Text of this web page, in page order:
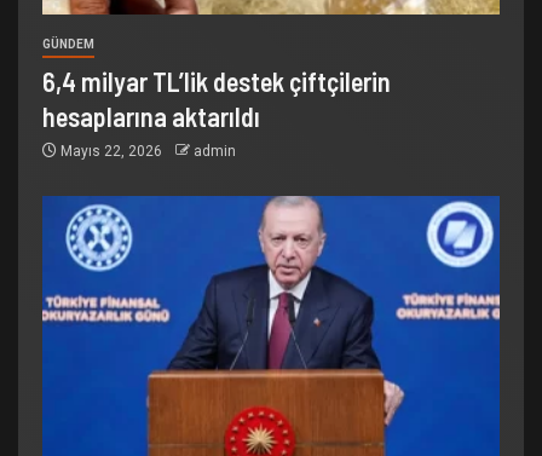
GÜNDEM
6,4 milyar TL’lik destek çiftçilerin
hesaplarına aktarıldı
Mayıs 22, 2026 admin